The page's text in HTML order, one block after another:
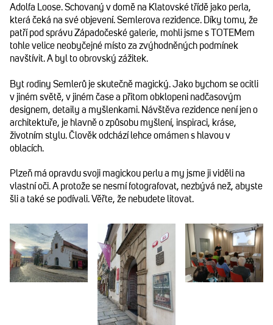
Adolfa Loose. Schovaný v domě na Klatovské třídě jako perla,
která čeká na své objevení. Semlerova rezidence. Díky tomu, že
patří pod správu Západočeské galerie, mohli jsme s TOTEMem
tohle velice neobyčejné místo za zvýhodněných podmínek
navštívit. A byl to obrovský zážitek.
Byt rodiny Semlerů je skutečně magický. Jako bychom se ocitli
v jiném světě, v jiném čase a přitom obklopeni nadčasovým
designem, detaily a myšlenkami. Návštěva rezidence není jen o
architektuře, je hlavně o způsobu myšlení, inspiraci, kráse,
životním stylu. Člověk odchází lehce omámen s hlavou v
oblacích.
Plzeň má opravdu svoji magickou perlu a my jsme ji viděli na
vlastní oči. A protože se nesmí fotografovat, nezbývá než, abyste
šli a také se podívali. Věřte, že nebudete litovat.